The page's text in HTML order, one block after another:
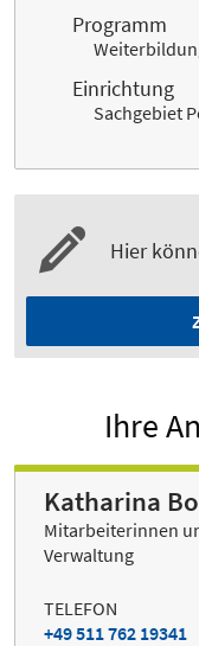
Programm
Einrichtung
Sachgebiet
Hier
Ihre
Katharina
Mitarbeiterinnen
Verwaltung
TELEFON
+49 511 762 19341